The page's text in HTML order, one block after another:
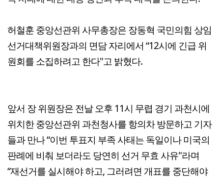
허철훈 중앙선관위 사무총장은 장동혁 국민의힘 상임
선거대책위원장과의 면담 자리에서 “12시에 긴급 위
원회를 소집하려고 한다"고 밝혔다.
앞서 장 위원장은 전날 오후 11시 무렵 경기 과천시에
위치한 중앙선관위 과천청사를 항의차 방문하고 기자
들과 만나 “이번 투표지 부족 사태는 독일이나 미국의
판례에 비춰 보더라도 당연히 선거 무효 사유"라며
“재선거를 실시해야 하고, 그러려면 개표를 중단해야